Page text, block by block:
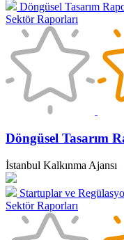
Döngüsel Tasarım
Sektör Raporları
Döngüsel Tasarım
İstanbul Kalkınma Ajansı
Startuplar ve
Sektör Raporları